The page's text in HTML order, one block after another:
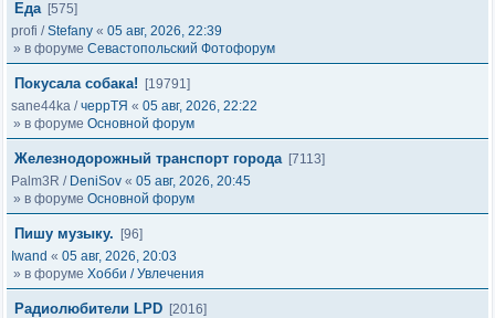
Еда [575]
profi /Stefany « 05 авг, 2026, 22:39
» в форуме Севастопольский Фотофорум
Покусала собака!
[19791]
sane44ka /черрТЯ « 05 авг, 2026, 22:22
» в форуме Основной форум
Железнодорожный транспорт города [7113]
Palm3R / DeniSov « 05 авг, 2026, 20:45
» в форуме Основной форум
Пишу музыку.
[96]
Iwand « 05 авг, 2026, 20:03
» в форуме Хобби / Увлечения
Радиолюбители LPD [2016]